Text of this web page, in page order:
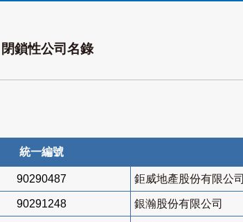
閉鎖性公司名錄
統一編號
90290487 鉅威地產股份有限公司
90291248 銀瀚股份有限公司